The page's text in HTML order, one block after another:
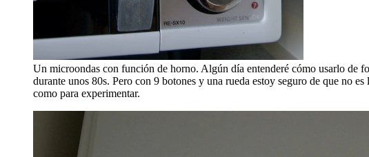
Un microondas con función de horno. Algún día entenderé cómo usarlo de
durante unos 80s. Pero con 9 botones y una rueda estoy seguro de que no
como para experimentar.